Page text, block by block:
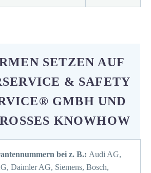
SETZEN AUF
& SAFETY
GMBH UND
KNOWHOW
bei z. B.: Audi AG,
Daimler AG, Siemens, Bosch,